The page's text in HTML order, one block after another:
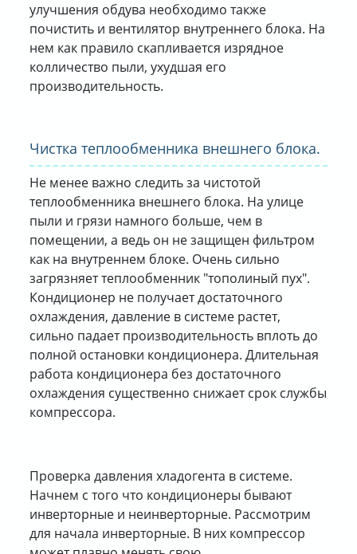
улучшения обдува необходимо также
почистить и вентилятор внутреннего блока. На
нем как правило скапливается изрядное
колличество пыли, ухудшая его
производительность.
Чистка теплообменника внешнего блока.
Не менее важно следить за чистотой
теплообменника внешнего блока. На улице
пыли и грязи намного больше, чем в
помещении, а ведь он не защищен фильтром
как на внутреннем блоке. Очень сильно
загрязняет теплообменник "тополиный пух".
Кондиционер не получает достаточного
охлаждения, давление в системе растет,
сильно падает производительность вплоть до
полной остановки кондиционера. Длительная
работа кондиционера без достаточного
охлаждения существенно снижает срок службы
компрессора.
Проверка давления хладогента в системе.
Начнем с того что кондиционеры бывают
инверторные и неинверторные. Рассмотрим
для начала инверторные. В них компрессор